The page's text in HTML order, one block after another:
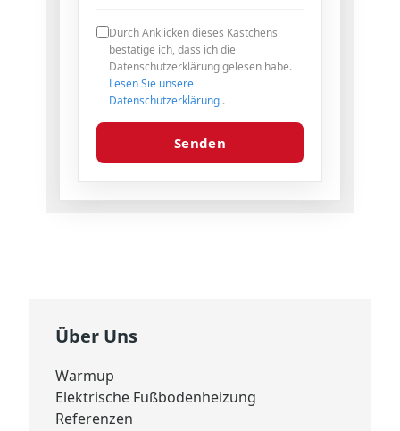
Durch Anklicken dieses Kästchens
bestätige ich, dass ich die
Datenschutzerklärung gelesen habe.
Lesen Sie unsere
Datenschutzerklärung .
Senden
Über Uns
Warmup
Elektrische Fußbodenheizung
Referenzen